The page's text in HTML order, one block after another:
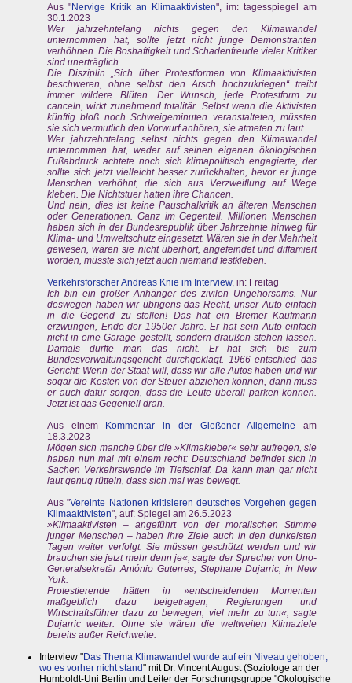
Aus "Nervige Kritik an Klimaaktivisten", im: tagesspiegel am
30.1.2023
Wer jahrzehntelang nichts gegen den Klimawandel
unternommen hat, sollte jetzt nicht junge Demonstranten
verhöhnen. Die Boshaftigkeit und Schadenfreude vieler Kritiker
sind unerträglich. ...
Die Disziplin „Sich über Protestformen von Klimaaktivisten
beschweren, ohne selbst den Arsch hochzukriegen“ treibt
immer wildere Blüten. Der Wunsch, jede Protestform zu
canceln, wirkt zunehmend totalitär. Selbst wenn die Aktivisten
künftig bloß noch Schweigeminuten veranstalteten, müssten
sie sich vermutlich den Vorwurf anhören, sie atmeten zu laut. ...
Wer jahrzehntelang selbst nichts gegen den Klimawandel
unternommen hat, weder auf seinen eigenen ökologischen
Fußabdruck achtete noch sich klimapolitisch engagierte, der
sollte sich jetzt vielleicht besser zurückhalten, bevor er junge
Menschen verhöhnt, die sich aus Verzweiflung auf Wege
kleben. Die Nichtstuer hatten ihre Chancen.
Und nein, dies ist keine Pauschalkritik an älteren Menschen
oder Generationen. Ganz im Gegenteil. Millionen Menschen
haben sich in der Bundesrepublik über Jahrzehnte hinweg für
Klima- und Umweltschutz eingesetzt. Wären sie in der Mehrheit
gewesen, wären sie nicht überhört, angefeindet und diffamiert
worden, müsste sich jetzt auch niemand festkleben.
Verkehrsforscher Andreas Knie im Interview, in: Freitag
Ich bin ein großer Anhänger des zivilen Ungehorsams. Nur
deswegen haben wir übrigens das Recht, unser Auto einfach
in die Gegend zu stellen! Das hat ein Bremer Kaufmann
erzwungen, Ende der 1950er Jahre. Er hat sein Auto einfach
nicht in eine Garage gestellt, sondern draußen stehen lassen.
Damals durfte man das nicht. Er hat sich bis zum
Bundesverwaltungsgericht durchgeklagt. 1966 entschied das
Gericht: Wenn der Staat will, dass wir alle Autos haben und wir
sogar die Kosten von der Steuer abziehen können, dann muss
er auch dafür sorgen, dass die Leute überall parken können.
Jetzt ist das Gegenteil dran.
Aus einem Kommentar in der Gießener Allgemeine
am
18.3.2023
Mögen sich manche über die »Klimakleber« sehr aufregen, sie
haben nun mal mit einem recht: Deutschland befindet sich in
Sachen Verkehrswende im Tiefschlaf. Da kann man gar nicht
laut genug rütteln, dass sich mal was bewegt.
Aus "Vereinte Nationen kritisieren deutsches Vorgehen gegen
Klimaaktivisten", auf: Spiegel am 26.5.2023
»Klimaaktivisten – angeführt von der moralischen Stimme
junger Menschen – haben ihre Ziele auch in den dunkelsten
Tagen weiter verfolgt. Sie müssen geschützt werden und wir
brauchen sie jetzt mehr denn je«, sagte der Sprecher von Uno-
Generalsekretär António Guterres, Stephane Dujarric, in New
York.
Protestierende hätten in »entscheidenden Momenten
maßgeblich dazu beigetragen, Regierungen und
Wirtschaftsführer dazu zu bewegen, viel mehr zu tun«, sagte
Dujarric weiter. Ohne sie wären die weltweiten Klimaziele
bereits außer Reichweite.
Interview "Das Thema Klimawandel wurde auf ein Niveau gehoben,
wo es vorher nicht stand" mit Dr. Vincent August (Soziologe an der
Humboldt-Uni Berlin und Leiter der Forschungsgruppe "Ökologische